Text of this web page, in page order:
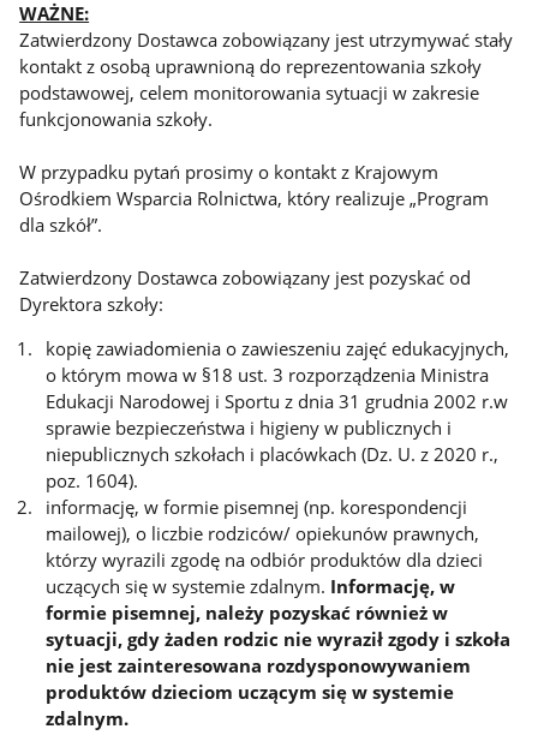
WAŻNE:
Zatwierdzony Dostawca zobowiązany jest utrzymywać stały
kontakt z osobą uprawnioną do reprezentowania szkoły
podstawowej, celem monitorowania sytuacji w zakresie
funkcjonowania szkoły.
W przypadku pytań prosimy o kontakt z Krajowym
Ośrodkiem Wsparcia Rolnictwa, który realizuje „Program
dla szkół”.
Zatwierdzony Dostawca zobowiązany jest pozyskać od
Dyrektora szkoły:
kopię zawiadomienia o zawieszeniu zajęć edukacyjnych,
o którym mowa w §18 ust. 3 rozporządzenia Ministra
Edukacji Narodowej i Sportu z dnia 31 grudnia 2002 r.w
sprawie bezpieczeństwa i higieny w publicznych i
niepublicznych szkołach i placówkach (Dz. U. z 2020 r.,
poz. 1604).
informację, w formie pisemnej (np. korespondencji
mailowej), o liczbie rodziców/ opiekunów prawnych,
którzy wyrazili zgodę na odbiór produktów dla dzieci
uczących się w systemie zdalnym. Informację, w
formie pisemnej, należy pozyskać również w
sytuacji, gdy żaden rodzic nie wyraził zgody i szkoła
nie jest zainteresowana rozdysponowywaniem
produktów dzieciom uczącym się w systemie
zdalnym.